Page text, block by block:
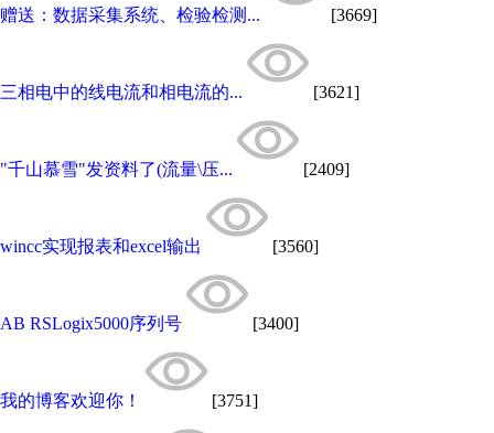
赠送：数据采集系统、检验检测... [3669]
三相电中的线电流和相电流的... [3621]
"千山慕雪"发资料了(流量\压... [2409]
wincc实现报表和excel输出 [3560]
AB RSLogix5000序列号 [3400]
我的博客欢迎你！ [3751]